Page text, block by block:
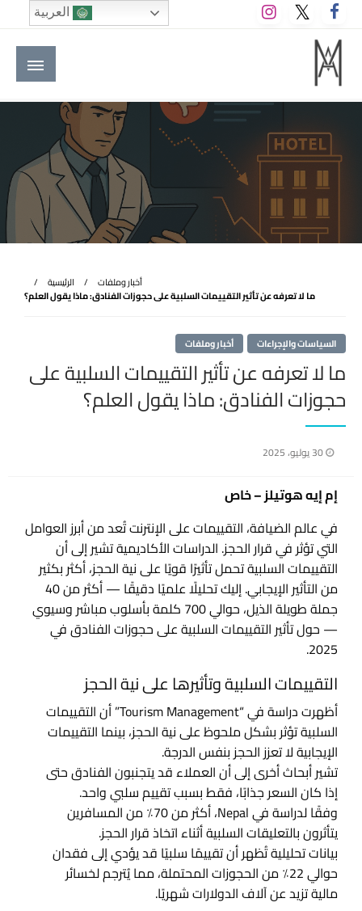
التخطي
إلى
المحتوى
M A hotels | إم ايه هوتيلز
الموقع الأول للعاملين في الفنادق في العالم العربي
الرئيسية
أخبار وملفات
ما لا تعرفه عن تأثير التقييمات السلبية على حجوزات الفنادق: ماذا يقول العلم؟
أخبار وملفات السياسات والإجراءات
ما لا تعرفه عن تأثير التقييمات السلبية على
حجوزات الفنادق: ماذا يقول العلم؟
نُشر
30 يوليو، 2025
ما
لا
تعرفه
عن
تأثير
التقييمات
السلبية
على
حجوزات
الفنادق:
ماذا
يقول
العلم؟
إم إيه هوتيلز – خاص
في عالم الضيافة، التقييمات على الإنترنت تُعد من أبرز العوامل
التي تؤثر في قرار الحجز. الدراسات الأكاديمية تشير إلى أن
التقييمات السلبية تحمل تأثيرًا قويًا على نية الحجز، أكثر بكثير
من التأثير الإيجابي. إليك تحليلًا علميًا دقيقًا — أكثر من 40
جملة طويلة الذيل، حوالي 700 كلمة بأسلوب مباشر وسيوي
— حول تأثير التقييمات السلبية على حجوزات الفنادق في
2025.
التقييمات السلبية وتأثيرها على نية الحجز
أظهرت دراسة في “Tourism Management” أن التقييمات
السلبية تؤثر بشكل ملحوظ على نية الحجز، بينما التقييمات
الإيجابية لا تعزز الحجز بنفس الدرجة.
تشير أبحاث أخرى إلى أن العملاء قد يتجنبون الفنادق حتى
إذا كان السعر جذابًا، فقط بسبب تقييم سلبي واحد.
وفقًا لدراسة في Nepal، أكثر من 70٪ من المسافرين
يتأثرون بالتعليقات السلبية أثناء اتخاذ قرار الحجز.
بيانات تحليلية تُظهر أن تقييمًا سلبيًا قد يؤدي إلى فقدان
حوالي 22٪ من الحجوزات المحتملة، مما يُترجم لخسائر
مالية تزيد عن آلاف الدولارات شهريًا.
العربية